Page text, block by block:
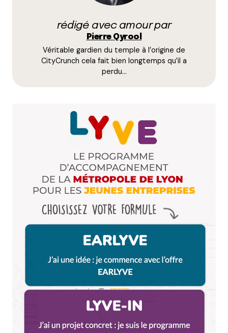
champs obligatoires sont indiqués avec
*
Enregistrer mon nom, mon e-mail et mon site dans le
Prévenez-moi de tous les nouveaux commentaires
par e-mail.
rédigé avec amour par
Pierre Qyrool
Véritable gardien du temple à l’origine de
CityCrunch cela fait bien longtemps qu’il a
perdu…